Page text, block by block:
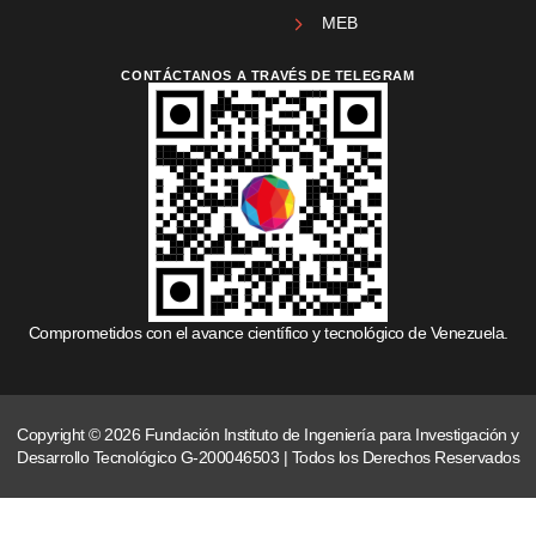
MEB
CONTÁCTANOS A TRAVÉS DE TELEGRAM
Comprometidos con el avance científico y tecnológico de Venezuela.
Copyright © 2026 Fundación Instituto de Ingeniería para Investigación y
Desarrollo Tecnológico G-200046503 | Todos los Derechos Reservados